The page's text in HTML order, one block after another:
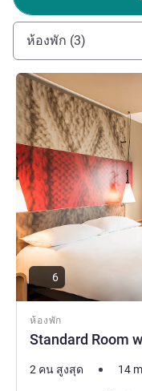
The whole team at
Whether for business
location close to exit
region's business
minutes
Faissal EL-HAJ ฝ่ายบ
ห้องพัก (3)
ห้องพัก
Standard Room
ดูรายละเอียด
6
2 คน สูงสุด 14